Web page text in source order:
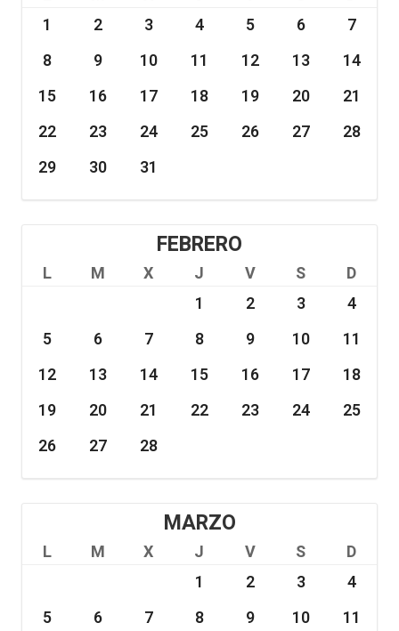
1
2 3 4 5 6
7
8
9 10 11 12 13
14
15
16 17 18 19 20
21
22
23 24 25 26 27
28
29
30 31
FEBRERO
L M X J V S
D
1
2 3
4
5
6 7 8 9 10
11
12
13 14 15 16 17
18
19
20 21 22 23 24
25
26
27 28
MARZO
L M X J V S
D
1
2 3
4
5
6 7 8 9 10
11